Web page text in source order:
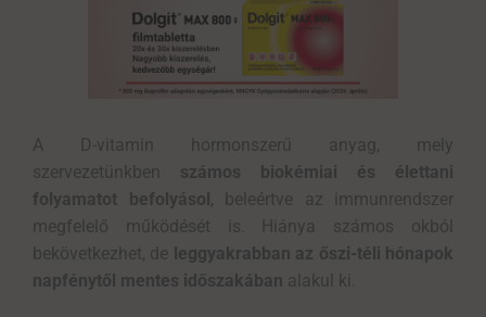
A D-vitamin hormonszerű anyag, mely
szervezetünkben számos biokémiai és élettani
folyamatot befolyásol, beleértve az immunrendszer
megfelelő működését is. Hiánya számos okból
bekövetkezhet, de leggyakrabban az őszi-téli hónapok
napfénytől mentes időszakában alakul ki.